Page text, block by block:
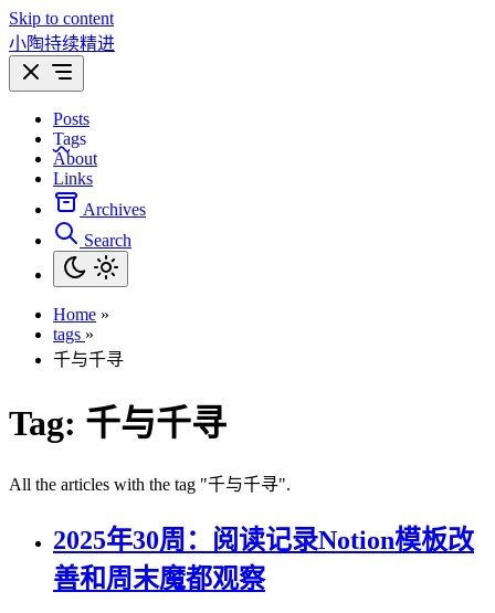
Skip to content
小陶持续精进
Posts
Tags
About
Links
Archives
Search
Home »
tags »
千与千寻
Tag: 千与千寻
All the articles with the tag "千与千寻".
2025年30周：阅读记录Notion模板改
善和周末魔都观察